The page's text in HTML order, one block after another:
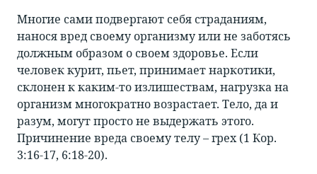
Многие сами подвергают себя страданиям,
нанося вред своему организму или не заботясь
должным образом о своем здоровье. Если
человек курит, пьет, принимает наркотики,
склонен к каким-то излишествам, нагрузка на
организм многократно возрастает. Тело, да и
разум, могут просто не выдержать этого.
Причинение вреда своему телу – грех (1 Кор.
3:16-17, 6:18-20).